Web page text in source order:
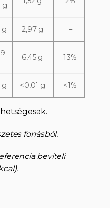
g
g 2,97 g –
6,45 g 13%
g <0,01 g <1%
forrásból.
beviteli